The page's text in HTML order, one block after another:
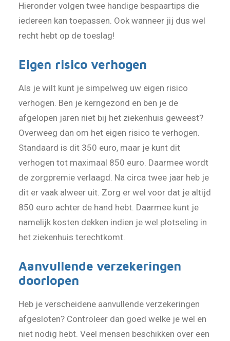
Hieronder volgen twee handige bespaartips die
iedereen kan toepassen. Ook wanneer jij dus wel
recht hebt op de toeslag!
Eigen risico verhogen
Als je wilt kunt je simpelweg uw eigen risico
verhogen. Ben je kerngezond en ben je de
afgelopen jaren niet bij het ziekenhuis geweest?
Overweeg dan om het eigen risico te verhogen.
Standaard is dit 350 euro, maar je kunt dit
verhogen tot maximaal 850 euro. Daarmee wordt
de zorgpremie verlaagd. Na circa twee jaar heb je
dit er vaak alweer uit. Zorg er wel voor dat je altijd
850 euro achter de hand hebt. Daarmee kunt je
namelijk kosten dekken indien je wel plotseling in
het ziekenhuis terechtkomt.
Aanvullende verzekeringen
doorlopen
Heb je verscheidene aanvullende verzekeringen
afgesloten? Controleer dan goed welke je wel en
niet nodig hebt. Veel mensen beschikken over een